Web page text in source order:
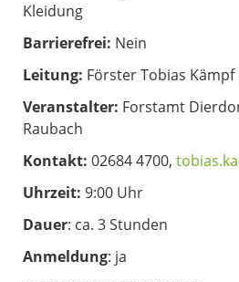
Kleidung
Barrierefrei: Nein
Leitung: Förster Tobias Kämpf
Veranstalter: Forstamt
Raubach
Kontakt: 02684 4700,
Uhrzeit: 9:00 Uhr
Dauer: ca. 3 Stunden
Anmeldung: ja